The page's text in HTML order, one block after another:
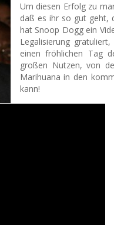
Um diesen Erfolg zu
daß es ihr so gut geht,
hat Snoop Dogg ein
Legalisierung
einen fröhlichen Tag
großen Nutzen, von
Marihuana in den
kann!